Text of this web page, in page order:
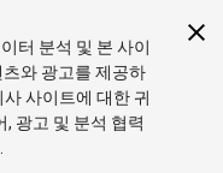
터 분석 및 본 사이
와 광고를 제공하
사이트에 대한 귀
광고 및 분석 협력